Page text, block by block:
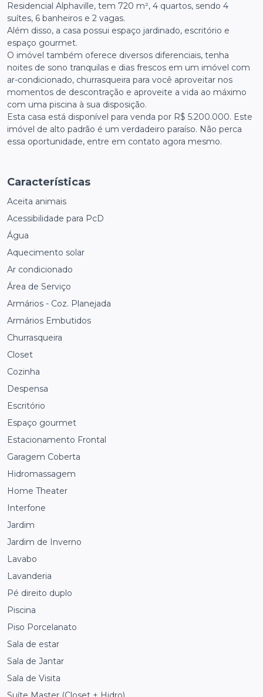
Residencial Alphaville, tem 720 m², 4 quartos, sendo 4
suítes, 6 banheiros e 2 vagas.
Além disso, a casa possui espaço jardinado, escritório e
espaço gourmet.
O imóvel também oferece diversos diferenciais, tenha
noites de sono tranquilas e dias frescos em um imóvel com
ar-condicionado, churrasqueira para você aproveitar nos
momentos de descontração e aproveite a vida ao máximo
com uma piscina à sua disposição.
Esta casa está disponível para venda por R$ 5.200.000. Este
imóvel de alto padrão é um verdadeiro paraíso. Não perca
essa oportunidade, entre em contato agora mesmo.
Características
Aceita animais
Acessibilidade para PcD
Água
Aquecimento solar
Ar condicionado
Área de Serviço
Armários - Coz. Planejada
Armários Embutidos
Churrasqueira
Closet
Cozinha
Despensa
Escritório
Espaço gourmet
Estacionamento Frontal
Garagem Coberta
Hidromassagem
Home Theater
Interfone
Jardim
Jardim de Inverno
Lavabo
Lavanderia
Pé direito duplo
Piscina
Piso Porcelanato
Sala de estar
Sala de Jantar
Sala de Visita